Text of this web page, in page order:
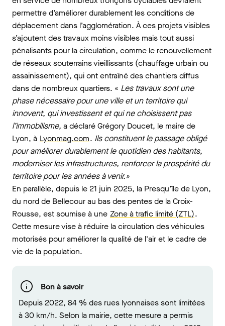
permettre d’améliorer durablement les conditions de
déplacement dans l’agglomération. À ces projets visibles
s’ajoutent des travaux moins visibles mais tout aussi
pénalisants pour la circulation, comme le renouvellement
de réseaux souterrains vieillissants (chauffage urbain ou
assainissement), qui ont entraîné des chantiers diffus
dans de nombreux quartiers. « Les travaux sont une
phase nécessaire pour une ville et un territoire qui
innovent, qui investissent et qui ne choisissent pas
l’immobilisme, a déclaré Grégory Doucet, le maire de
Lyon, à Lyonmag.com. Ils constituent le passage obligé
pour améliorer durablement le quotidien des habitants,
moderniser les infrastructures, renforcer la prospérité du
territoire pour les années à venir.»
En parallèle, depuis le 21 juin 2025, la Presqu’île de Lyon,
du nord de Bellecour au bas des pentes de la Croix-
Rousse, est soumise à une Zone à trafic limité (ZTL).
Cette mesure vise à réduire la circulation des véhicules
motorisés pour améliorer la qualité de l'air et le cadre de
vie de la population.
Bon à savoir
Depuis 2022, 84 % des rues lyonnaises sont limitées
à 30 km/h. Selon la mairie, cette mesure a permis